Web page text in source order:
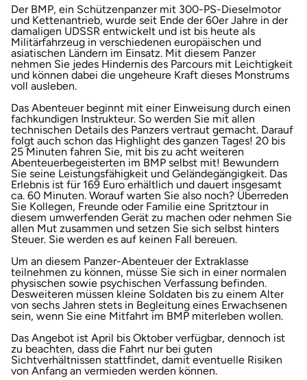
Der BMP, ein Schützenpanzer mit 300-PS-Dieselmotor
und Kettenantrieb, wurde seit Ende der 60er Jahre in der
damaligen UDSSR entwickelt und ist bis heute als
Militärfahrzeug in verschiedenen europäischen und
asiatischen Ländern im Einsatz. Mit diesem Panzer
nehmen Sie jedes Hindernis des Parcours mit Leichtigkeit
und können dabei die ungeheure Kraft dieses Monstrums
voll ausleben.
Das Abenteuer beginnt mit einer Einweisung durch einen
fachkundigen Instrukteur. So werden Sie mit allen
technischen Details des Panzers vertraut gemacht. Darauf
folgt auch schon das Highlight des ganzen Tages! 20 bis
25 Minuten fahren Sie, mit bis zu acht weiteren
Abenteuerbegeisterten im BMP selbst mit! Bewundern
Sie seine Leistungsfähigkeit und Geländegängigkeit. Das
Erlebnis ist für 169 Euro erhältlich und dauert insgesamt
ca. 60 Minuten. Worauf warten Sie also noch? Überreden
Sie Kollegen, Freunde oder Familie eine Spritztour in
diesem umwerfenden Gerät zu machen oder nehmen Sie
allen Mut zusammen und setzen Sie sich selbst hinters
Steuer. Sie werden es auf keinen Fall bereuen.
Um an diesem Panzer-Abenteuer der Extraklasse
teilnehmen zu können, müsse Sie sich in einer normalen
physischen sowie psychischen Verfassung befinden.
Desweiteren müssen kleine Soldaten bis zu einem Alter
von sechs Jahren stets in Begleitung eines Erwachsenen
sein, wenn Sie eine Mitfahrt im BMP miterleben wollen.
Das Angebot ist April bis Oktober verfügbar, dennoch ist
zu beachten, dass die Fahrt nur bei guten
Sichtverhältnissen stattfindet, damit eventuelle Risiken
von Anfang an vermieden werden können.
Heidenheim
Heilbronn
Herzogenaurach
Herzogtum Lauenburg
Homburg
Horb am Neckar
Ibbenbüren
Ingolstadt
Jena
Jerichower Land